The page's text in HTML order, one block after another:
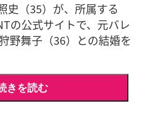
史（35）が、所属する
の公式サイトで、元バレ
野舞子（36）との結婚を
きを読む